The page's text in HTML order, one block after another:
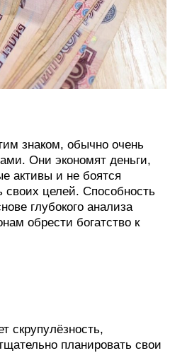
знаком, обычно очень
Они экономят деньги,
активы и не боятся
своих целей. Способность
глубокого анализа
обрести богатство к
скрупулёзность,
планировать свои